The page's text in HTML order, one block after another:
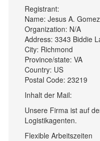
Registrant:
Name: Jesus A. Gomez
Organization: N/A
Address: 3343 Biddie
City: Richmond
Province/state: VA
Country: US
Postal Code: 23219
Inhalt der Mail:
Unsere Firma ist auf
Logistikagenten.
Flexible Arbeitszeiten